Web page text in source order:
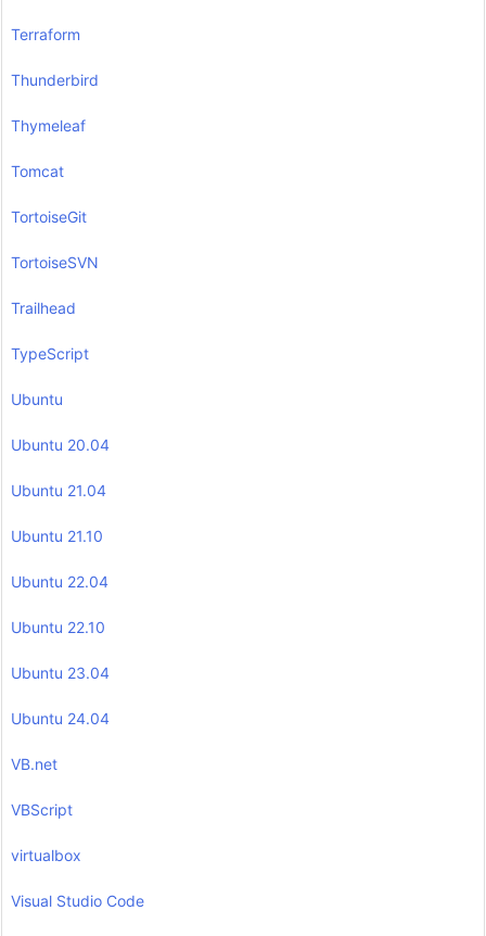
Terraform
Thunderbird
Thymeleaf
Tomcat
TortoiseGit
TortoiseSVN
Trailhead
TypeScript
Ubuntu
Ubuntu 20.04
Ubuntu 21.04
Ubuntu 21.10
Ubuntu 22.04
Ubuntu 22.10
Ubuntu 23.04
Ubuntu 24.04
VB.net
VBScript
virtualbox
Visual Studio Code